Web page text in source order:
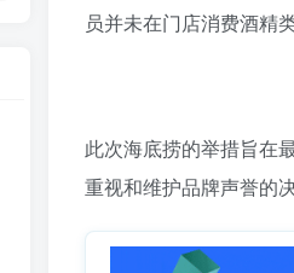
员并未在门店消费酒精类
此次海底捞的举措旨在
重视和维护品牌声誉的